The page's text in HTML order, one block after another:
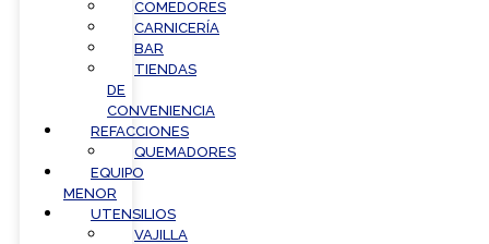
COMEDORES
CARNICERÍA
BAR
TIENDAS
DE
CONVENIENCIA
REFACCIONES
QUEMADORES
EQUIPO
MENOR
UTENSILIOS
VAJILLA